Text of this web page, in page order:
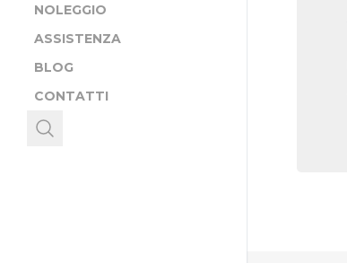
NOLEGGIO
ASSISTENZA
BLOG
CONTATTI